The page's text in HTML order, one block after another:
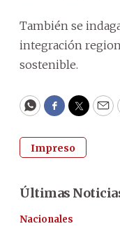
También se
integración
sostenible.
WhatsApp
Facebook
Impreso
Últimas
Nacionales